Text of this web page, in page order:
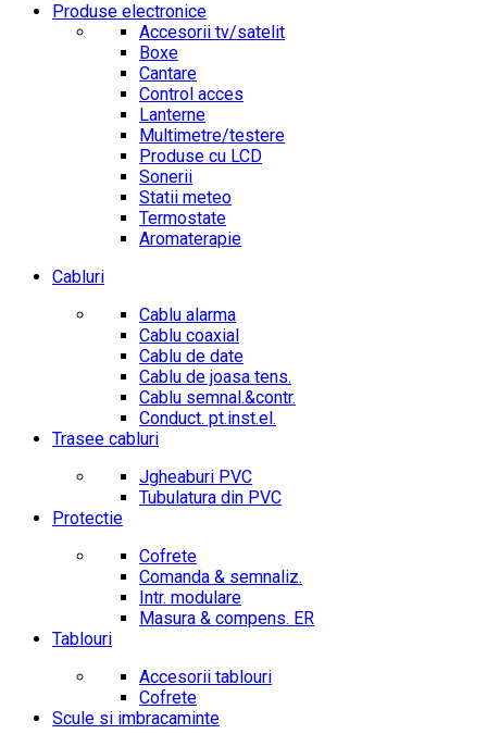
Produse electronice
Accesorii tv/satelit
Boxe
Cantare
Control acces
Lanterne
Multimetre/testere
Produse cu LCD
Sonerii
Statii meteo
Termostate
Aromaterapie
Cabluri
Cablu alarma
Cablu coaxial
Cablu de date
Cablu de joasa tens.
Cablu semnal.&contr.
Conduct. pt.inst.el.
Trasee cabluri
Jgheaburi PVC
Tubulatura din PVC
Protectie
Cofrete
Comanda & semnaliz.
Intr. modulare
Masura & compens. ER
Tablouri
Accesorii tablouri
Cofrete
Scule si imbracaminte